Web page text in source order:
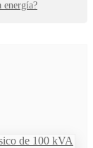
energía?